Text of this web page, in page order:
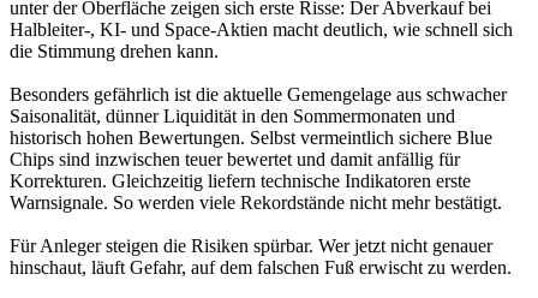
unter der Oberfläche zeigen sich erste Risse: Der Abverkauf bei
Halbleiter-, KI- und Space-Aktien macht deutlich, wie schnell sich
die Stimmung drehen kann.
Besonders gefährlich ist die aktuelle Gemengelage aus schwacher
Saisonalität, dünner Liquidität in den Sommermonaten und
historisch hohen Bewertungen. Selbst vermeintlich sichere Blue
Chips sind inzwischen teuer bewertet und damit anfällig für
Korrekturen. Gleichzeitig liefern technische Indikatoren erste
Warnsignale. So werden viele Rekordstände nicht mehr bestätigt.
Für Anleger steigen die Risiken spürbar. Wer jetzt nicht genauer
hinschaut, läuft Gefahr, auf dem falschen Fuß erwischt zu werden.